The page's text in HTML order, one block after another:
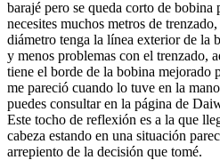
barajé pero se queda corto de bobina
necesites muchos metros de
diámetro tenga la línea exterior de la
y menos problemas con el trenzado,
tiene el borde de la bobina mejorado
me pareció cuando lo tuve en la
puedes consultar en la página de
Este tocho de reflexión es a la que
cabeza estando en una situación
arrepiento de la decisión que tomé.